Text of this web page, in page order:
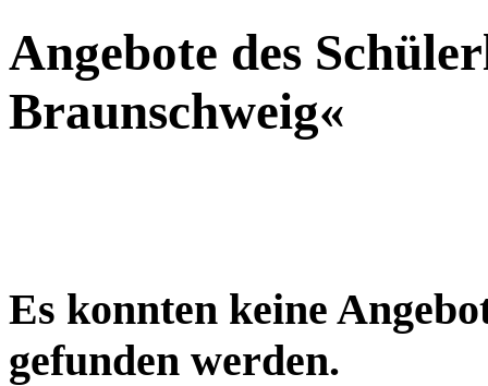
Angebote des
Braunschweig«
Es konnten keine
gefunden werden.